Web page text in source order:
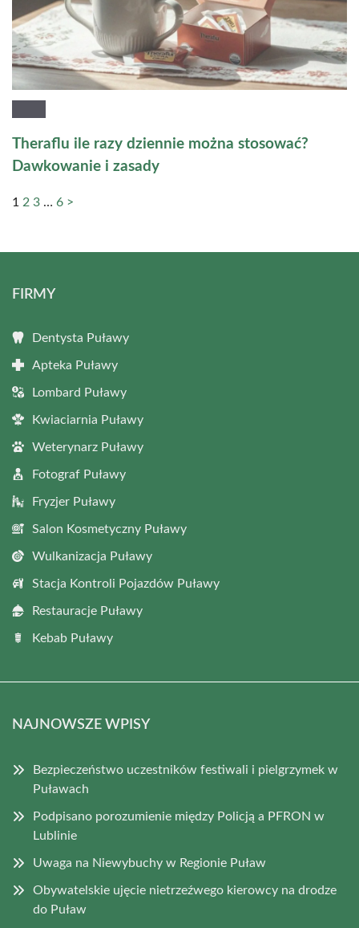
Theraflu ile razy dziennie można stosować?
Dawkowanie i zasady
1 2 3 … 6 >
FIRMY
Dentysta Puławy
Apteka Puławy
Lombard Puławy
Kwiaciarnia Puławy
Weterynarz Puławy
Fotograf Puławy
Fryzjer Puławy
Salon Kosmetyczny Puławy
Wulkanizacja Puławy
Stacja Kontroli Pojazdów Puławy
Restauracje Puławy
Kebab Puławy
NAJNOWSZE WPISY
Bezpieczeństwo uczestników festiwali i pielgrzymek w
Puławach
Podpisano porozumienie między Policją a PFRON w
Lublinie
Uwaga na Niewybuchy w Regionie Puław
Obywatelskie ujęcie nietrzeźwego kierowcy na drodze
do Puław